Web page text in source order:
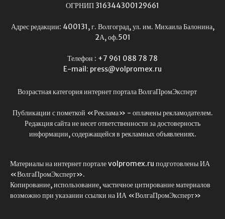
ОГРНИП 316344300129661
Адрес редакции: 400131, г. Волгоград, ул. им. Михаила Балонина,
2А, оф.501
Телефон : +7 961 088 78 78
E-mail: press@volpromex.ru
Возрастная категория интернет портала ВолгаПромЭксперт
Публикации с пометкой «Реклама» - оплачены рекламодателем.
Редакция сайта не несет ответственности за достоверность
информации, содержащейся в рекламных объявлениях.
Материалы на интернет портале volpromex.ru подготовлены ИА
«ВолгаПромЭксперт».
Копирование, использование, частичное цитирование материалов
возможно при указании ссылки на ИА «ВолгаПромЭксперт»